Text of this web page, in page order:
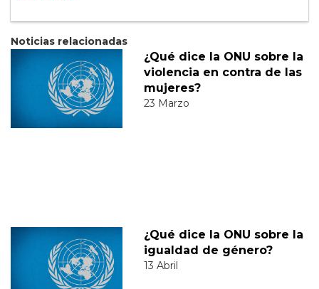
Noticias relacionadas
¿Qué dice la ONU sobre la
violencia en contra de las
mujeres?
23 Marzo
¿Qué dice la ONU sobre la
igualdad de género?
13 Abril